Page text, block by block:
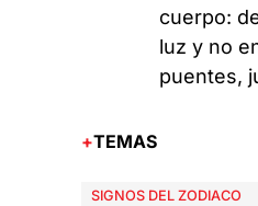
cuerpo:
luz y no
puentes,
TEMAS
SIGNOS DEL ZODIACO